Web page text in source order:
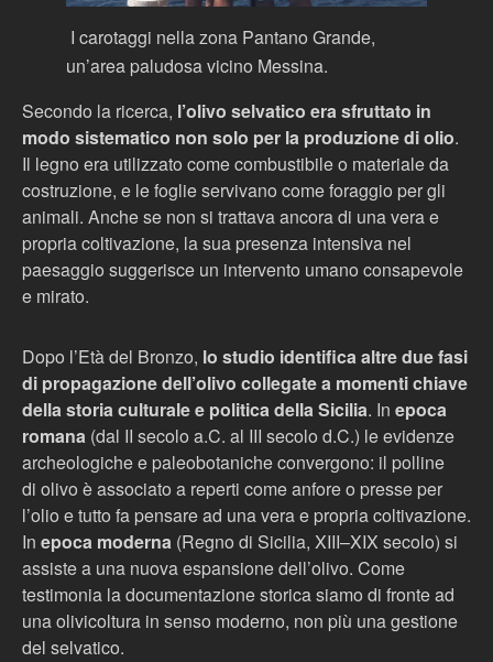
I carotaggi nella zona Pantano Grande,
un’area paludosa vicino Messina.
Secondo la ricerca, l’olivo selvatico era sfruttato in
modo sistematico non solo per la produzione di olio.
Il legno era utilizzato come combustibile o materiale da
costruzione, e le foglie servivano come foraggio per gli
animali. Anche se non si trattava ancora di una vera e
propria coltivazione, la sua presenza intensiva nel
paesaggio suggerisce un intervento umano consapevole
e mirato.
Dopo l’Età del Bronzo, lo studio identifica altre due fasi
di propagazione dell’olivo collegate a momenti chiave
della storia culturale e politica della Sicilia. In epoca
romana (dal II secolo a.C. al III secolo d.C.) le evidenze
archeologiche e paleobotaniche convergono: il polline
di olivo è associato a reperti come anfore o presse per
l’olio e tutto fa pensare ad una vera e propria coltivazione.
In epoca moderna (Regno di Sicilia, XIII–XIX secolo) si
assiste a una nuova espansione dell’olivo. Come
testimonia la documentazione storica siamo di fronte ad
una olivicoltura in senso moderno, non più una gestione
del selvatico.